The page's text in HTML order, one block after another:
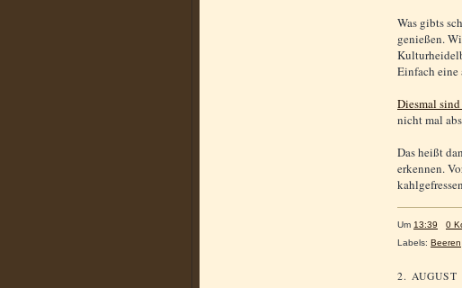
Was gibts
genießen.
Einfach eine
Diesmal
nicht mal
Das heißt
erkennen.
Um 13:39
0
Labels: Beeren
2. AUGUST